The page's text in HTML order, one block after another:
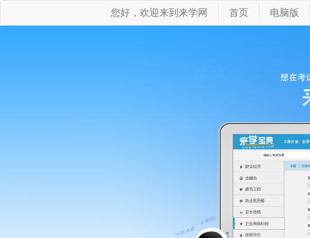
您好，欢迎来到来学网 首页 电脑版